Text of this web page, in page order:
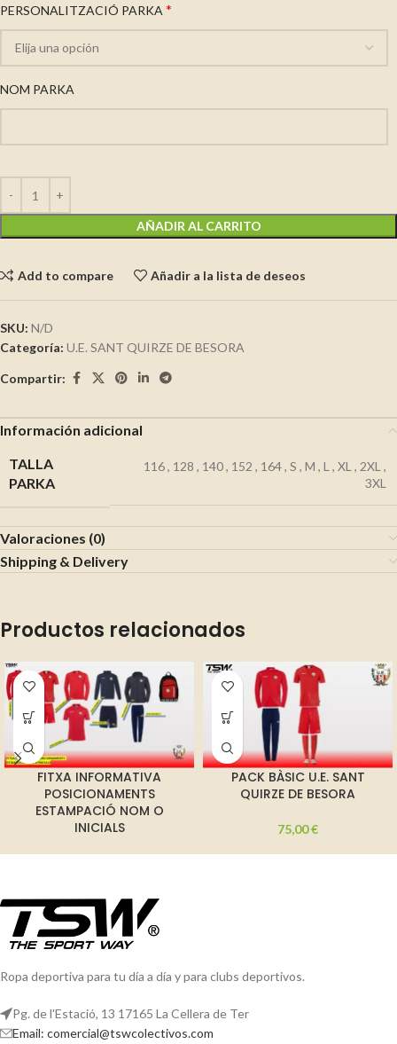
PERSONALITZACIÓ PARKA *
NOM PARKA
AÑADIR AL CARRITO
Add to compare Añadir a la lista de deseos
SKU: N/D
Categoría: U.E. SANT QUIRZE DE BESORA
Compartir:
Información adicional
TALLA
PARKA
116, 128 , 140, 152 , 164, S , M , L , XL , 2XL ,
3XL
Valoraciones (0)
Shipping & Delivery
Productos relacionados
FITXA INFORMATIVA
POSICIONAMENTS
ESTAMPACIÓ NOM O
INICIALS
PACK BÀSIC U.E. SANT
QUIRZE DE BESORA
75,00€
Ropa deportiva para tu día a día y para clubs deportivos.
Pg. de l'Estació, 13 17165 La Cellera de Ter
Email: comercial@tswcolectivos.com